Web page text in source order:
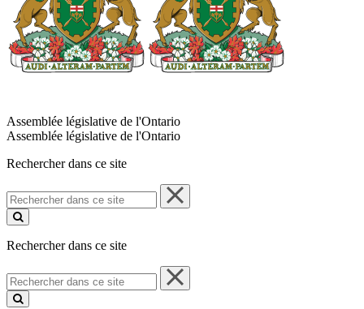
Assemblée législative de l'Ontario
Assemblée législative de l'Ontario
Rechercher dans ce site
Rechercher
dans
ce
Rechercher dans ce site
Rechercher
dans
ce